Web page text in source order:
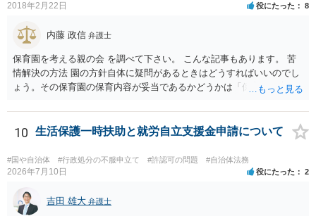
2018年2月22日 役にたった 8
内藤 政信 弁護士
保育園を考える親の会 を調べて下さい。 こんな記事もあります。 苦
情解決の方法 園の方針自体に疑問があるときはどうすればいいのでし
ょう。その保育園の保育内容が妥当であるかどうかは「保育所保育指
だけで問題が解決できずにこじれた時には、苦情を文書にして保育園
に提出しましょう。園は保護者の苦情に耳を傾けなくてはならないと
三）。さらに苦情解決のための第三者委員を施設ごとにおくことも指
導されています。 保育園との相談や交渉で解決できない時には、区市
「福祉サービス運営適正化委員会」が設置されています。 認可保育所
はもちろんのこと、認可外の保育施設でも補助金を受けている施設
10 生活保護一時扶助と就労自立支援金申請について
#国や自治体 #行政処分の不服申立て #許認可の問題 #自治体法務
2026年7月10日 役にたった 2
吉田 雄大 弁護士